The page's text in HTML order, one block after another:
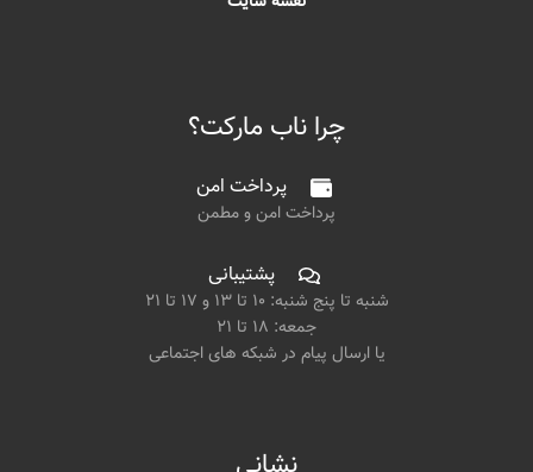
چرا ناب مارکت؟
پرداخت امن
پرداخت امن و مطمن
پشتیبانی
شنبه تا پنج شنبه: ۱۰ تا ۱۳ و ۱۷ تا ۲۱
جمعه: ۱۸ تا ۲۱
یا ارسال پیام در شبکه های اجتماعی